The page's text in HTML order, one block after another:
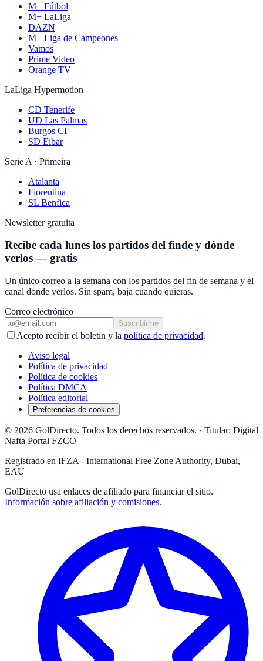
M+ Fútbol
M+ LaLiga
DAZN
M+ Liga de Campeones
Vamos
Prime Video
Orange TV
LaLiga Hypermotion
CD Tenerife
UD Las Palmas
Burgos CF
SD Eibar
Serie A · Primeira
Atalanta
Fiorentina
SL Benfica
Newsletter gratuita
Recibe cada lunes los partidos del finde y dónde
verlos — gratis
Un único correo a la semana con los partidos del fin de semana y el
canal donde verlos. Sin spam, baja cuando quieras.
Correo electrónico
Suscribirme
Acepto recibir el boletín y la política de privacidad.
Aviso legal
Política de privacidad
Política de cookies
Política DMCA
Política editorial
Preferencias de cookies
© 2026 GolDirecto. Todos los derechos reservados. · Titular: Digital
Nafta Portal FZCO
Registrado en IFZA - International Free Zone Authority, Dubai,
EAU
GolDirecto usa enlaces de afiliado para financiar el sitio.
Información sobre afiliación y comisiones.